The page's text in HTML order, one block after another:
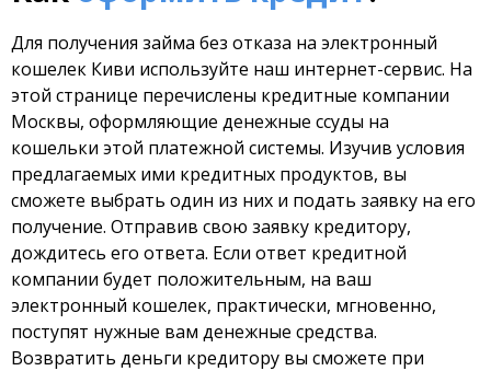
Для получения займа без отказа на электронный
кошелек Киви используйте наш интернет-сервис. На
этой странице перечислены кредитные компании
Москвы, оформляющие денежные ссуды на
кошельки этой платежной системы. Изучив условия
предлагаемых ими кредитных продуктов, вы
сможете выбрать один из них и подать заявку на его
получение. Отправив свою заявку кредитору,
дождитесь его ответа. Если ответ кредитной
компании будет положительным, на ваш
электронный кошелек, практически, мгновенно,
поступят нужные вам денежные средства.
Возвратить деньги кредитору вы сможете при